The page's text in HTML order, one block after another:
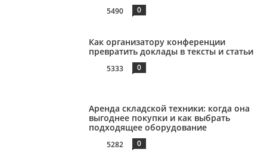
5490 0
Как организатору конференции
превратить доклады в тексты и статьи
5333 0
Аренда складской техники: когда она
выгоднее покупки и как выбрать
подходящее оборудование
5282 0